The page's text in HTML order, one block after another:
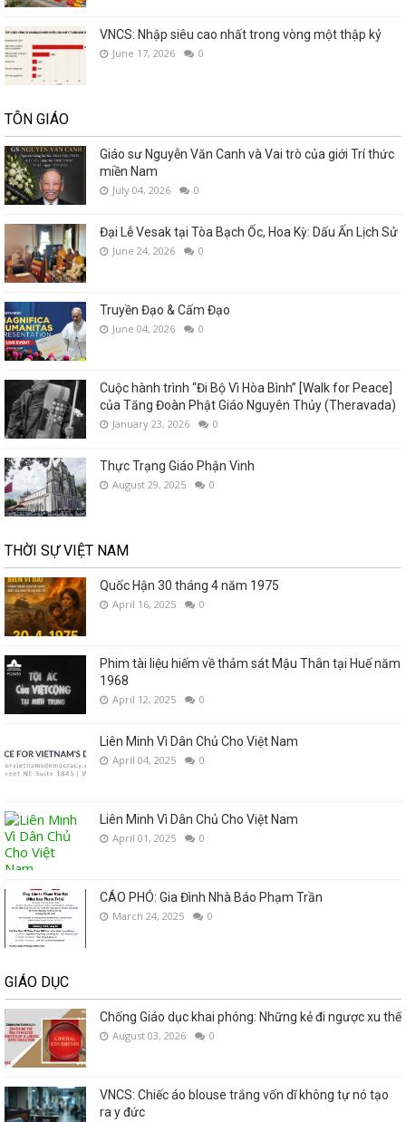
VNCS: Nhập siêu cao nhất trong vòng một thập kỷ
June 17, 2026 0
TÔN GIÁO
Giáo sư Nguyễn Văn Canh và Vai trò của giới Trí thức
miền Nam
July 04, 2026 0
Đại Lễ Vesak tại Tòa Bạch Ốc, Hoa Kỳ: Dấu Ấn Lịch Sử
June 24, 2026 0
Truyền Đạo & Cấm Đạo
June 04, 2026 0
Cuộc hành trình “Đi Bộ Vì Hòa Bình” [Walk for Peace]
của Tăng Đoàn Phật Giáo Nguyên Thủy (Theravada)
January 23, 2026 0
Thực Trạng Giáo Phận Vinh
August 29, 2025 0
THỜI SỰ VIỆT NAM
Quốc Hận 30 tháng 4 năm 1975
April 16, 2025 0
Phim tài liệu hiếm về thảm sát Mậu Thân tại Huế năm
1968
April 12, 2025 0
Liên Minh Vì Dân Chủ Cho Việt Nam
April 04, 2025 0
Liên Minh Vì Dân Chủ Cho Việt Nam
April 01, 2025 0
CÁO PHÓ: Gia Đình Nhà Báo Phạm Trần
March 24, 2025 0
GIÁO DỤC
Chống Giáo dục khai phóng: Những kẻ đi ngược xu thế
August 03, 2026 0
VNCS: Chiếc áo blouse trắng vốn dĩ không tự nó tạo
ra y đức